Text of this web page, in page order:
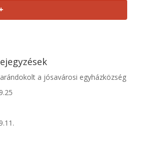
a jósavárosi egyházközség